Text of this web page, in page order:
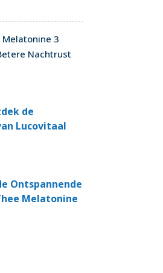
3
Nachtrust
de
Lucovitaal
Ontspannende
Melatonine